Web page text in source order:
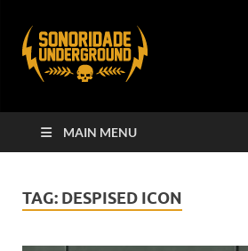
MAIN MENU
TAG: DESPISED ICON